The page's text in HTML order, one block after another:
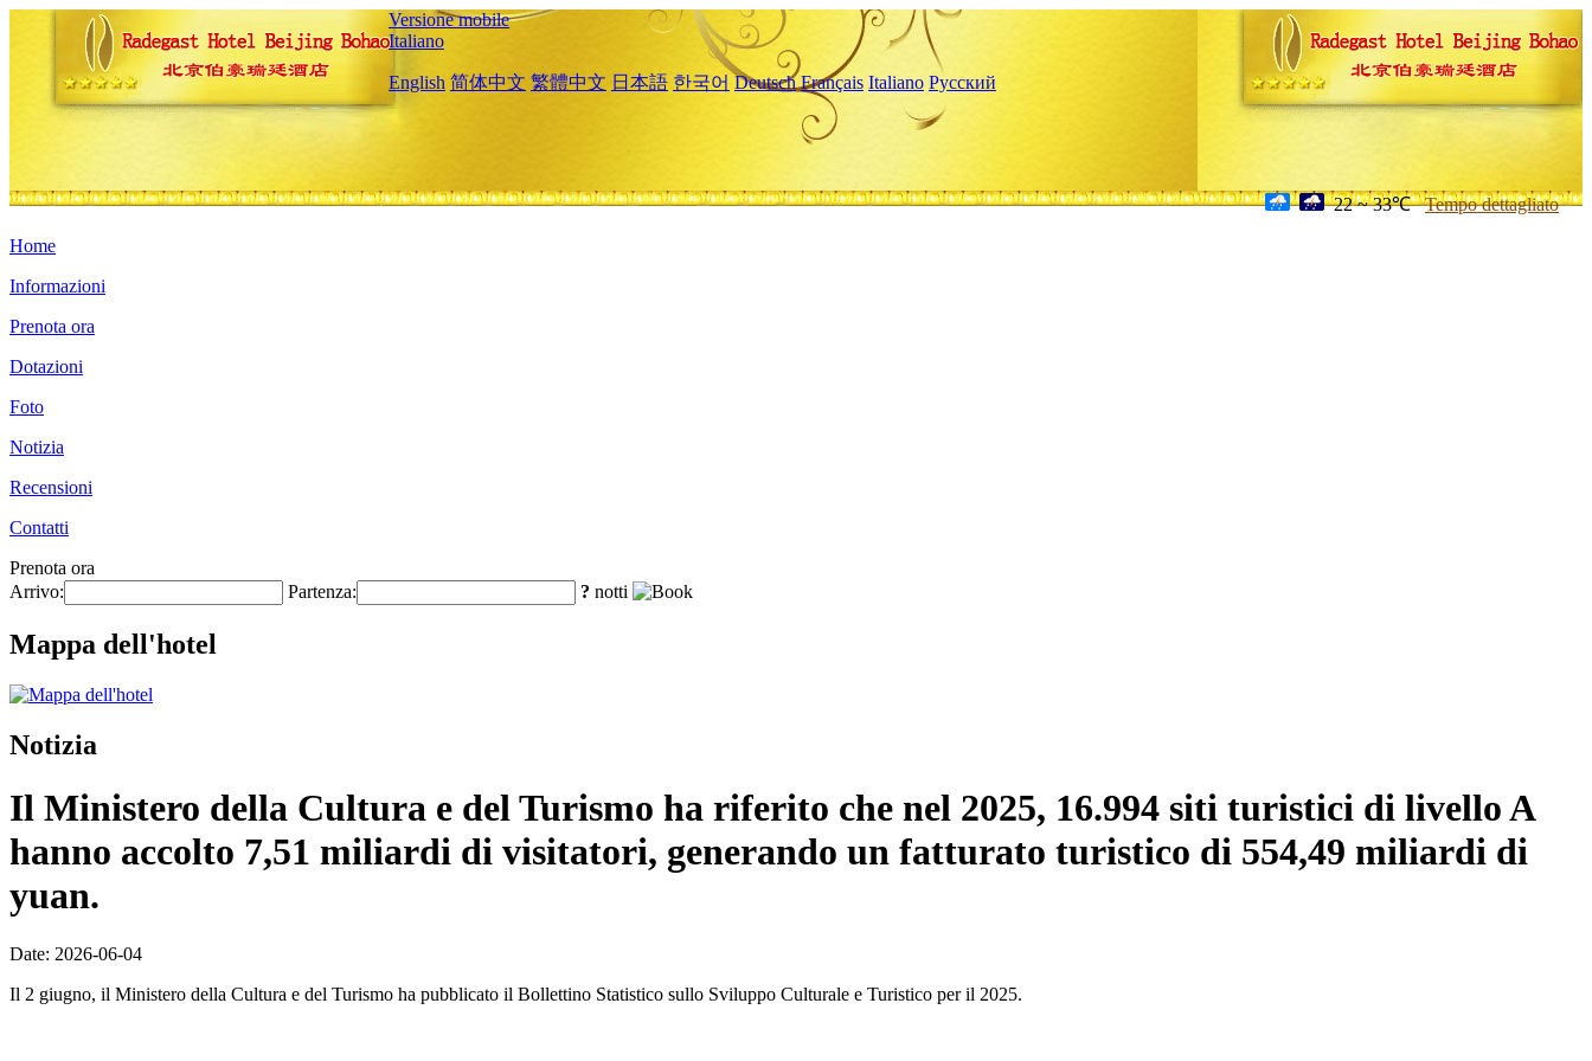
Versione mobile
Italiano
English 简体中文 繁體中文 日本語 한국어 Deutsch Français Italiano Русский
22 ~ 33℃ Tempo dettagliato
Home
Informazioni
Prenota ora
Dotazioni
Foto
Notizia
Recensioni
Contatti
Prenota ora
Arrivo:
Partenza: ? notti
Mappa dell'hotel
Notizia
Il Ministero della Cultura e del Turismo ha riferito che nel 2025, 16.994 siti turistici di livello A
hanno accolto 7,51 miliardi di visitatori, generando un fatturato turistico di 554,49 miliardi di
yuan.
Date: 2026-06-04
Il 2 giugno, il Ministero della Cultura e del Turismo ha pubblicato il Bollettino Statistico sullo Sviluppo Culturale e Turistico per il 2025.